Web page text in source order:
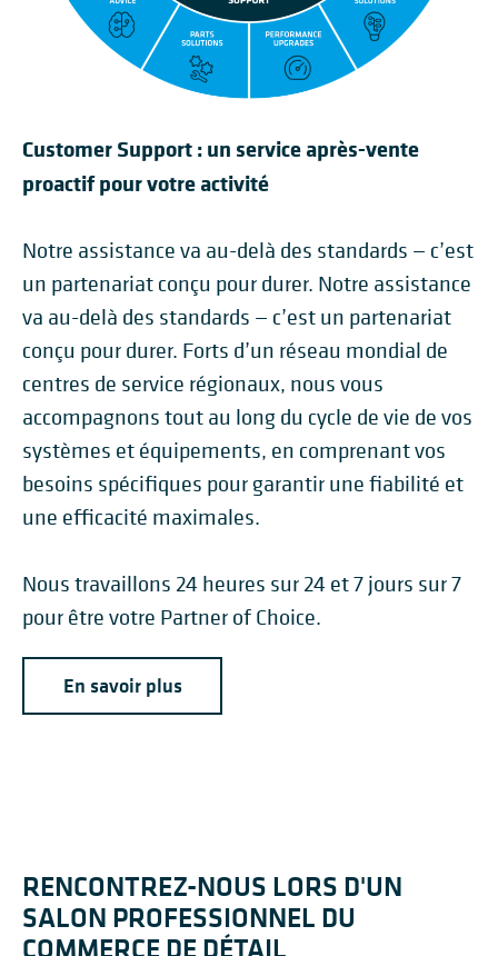
Customer Support : un service après-vente
proactif pour votre activité
Notre assistance va au-delà des standards — c’est
un partenariat conçu pour durer. Notre assistance
va au-delà des standards — c’est un partenariat
conçu pour durer. Forts d’un réseau mondial de
centres de service régionaux, nous vous
accompagnons tout au long du cycle de vie de vos
systèmes et équipements, en comprenant vos
besoins spécifiques pour garantir une fiabilité et
une efficacité maximales.
Nous travaillons 24 heures sur 24 et 7 jours sur 7
pour être votre Partner of Choice.
En savoir plus
RENCONTREZ-NOUS LORS D'UN
SALON PROFESSIONNEL DU
COMMERCE DE DÉTAIL